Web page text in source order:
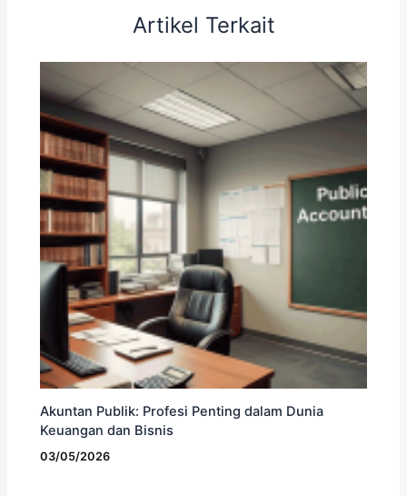
Artikel Terkait
Akuntan Publik: Profesi Penting dalam Dunia
Keuangan dan Bisnis
03/05/2026